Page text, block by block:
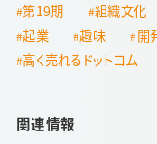
第19期
組織文化
起業
趣味 開
高く売れるドットコム
関連情報